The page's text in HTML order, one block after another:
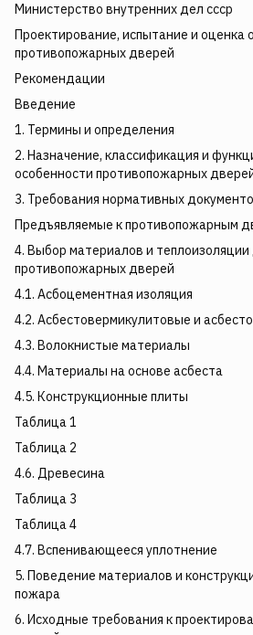
Министерство внутренних дел ссср
Проектирование, испытание и оценка
противопожарных дверей
Рекомендации
Введение
1. Термины и определения
2. Назначение, классификация и
особенности противопожарных
3. Требования нормативных
Предъявляемые к противопожарным
4. Выбор материалов и теплоизоляции
противопожарных дверей
4.1. Асбоцементная изоляция
4.2. Асбестовермикулитовые и
4.3. Волокнистые материалы
4.4. Материалы на основе асбеста
4.5. Конструкционные плиты
Таблица 1
Таблица 2
4.6. Древесина
Таблица 3
Таблица 4
4.7. Вспенивающееся уплотнение
5. Поведение материалов и
пожара
6. Исходные требования к